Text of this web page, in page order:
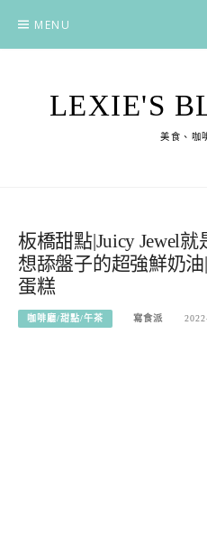
content
MENU
LEXIE'S
美食、咖
板橋甜點|Juicy Jewel
想舔盤子的超強鮮奶
蛋糕
咖啡廳/甜點/午茶 寫食派